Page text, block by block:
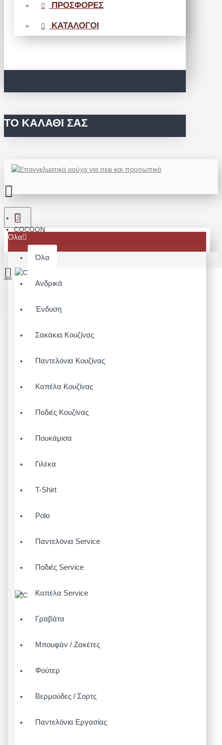
ΠΡΟΣΦΟΡΕΣ
ΚΑΤΑΛΟΓΟΙ
ΤΟ ΚΑΛΆΘΙ ΣΑΣ
Όλα
Όλα
Ανδρικά
Ένδυση
Σακάκια Κουζίνας
Παντελόνια Κουζίνας
Καπέλα Κουζίνας
Ποδιές Κουζίνας
Πουκάμισα
Γιλέκα
T-Shirt
Polo
Παντελόνια Service
Ποδιές Service
Καπέλα Service
Γραβάτα
Μπουφάν / Ζακέτες
Φούτερ
Βερμούδες / Σορτς
Παντελόνια Εργασίας
COCOON